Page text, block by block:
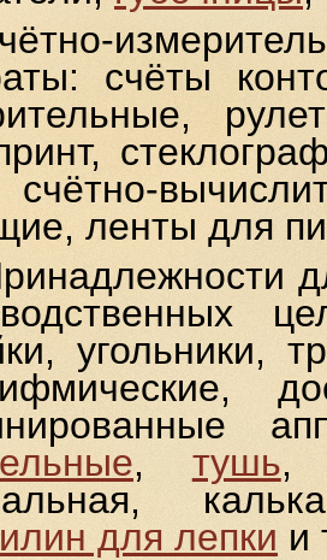
счёты
ленты для
для
угольники,
, тушь,
для лепки и